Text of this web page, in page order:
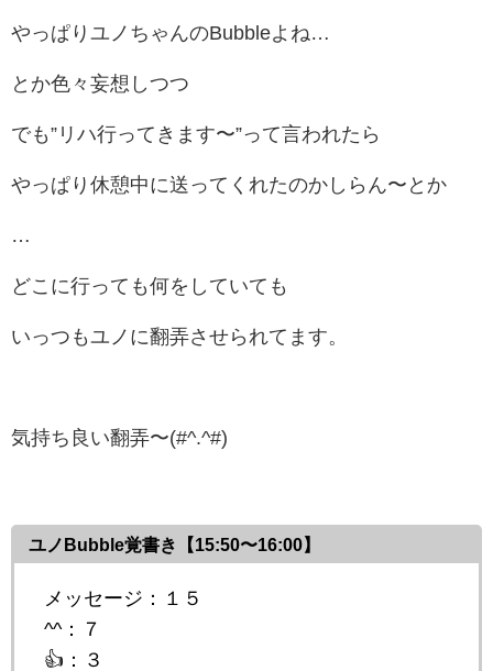
やっぱりユノちゃんのBubbleよね…
とか色々妄想しつつ
でも”リハ行ってきます〜”って言われたら
やっぱり休憩中に送ってくれたのかしらん〜とか
…
どこに行っても何をしていても
いっつもユノに翻弄させられてます。
気持ち良い翻弄〜(#^.^#)
ユノBubble覚書き【15:50〜16:00】
メッセージ：１５
^^：７
👍：３